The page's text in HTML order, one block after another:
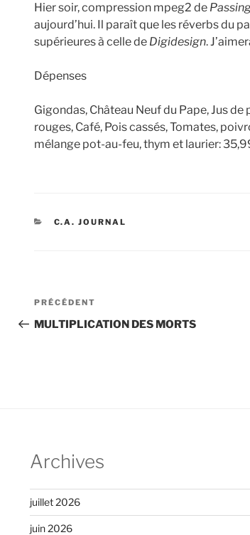
Hier soir, compression mpeg2 de
aujourd’hui. Il paraît que les réverbs du
supérieures à celle de Digidesign.
Dépenses
Gigondas, Château Neuf du Pape, Jus
rouges, Café, Pois cassés, Tomates,
mélange pot-au-feu, thym et laurier:
CATÉGORIES
C.A. JOURNAL
Navigation
de
Article
précédent
PRÉCÉDENT
MULTIPLICATION DES MORTS
Archives
juillet 2026
juin 2026